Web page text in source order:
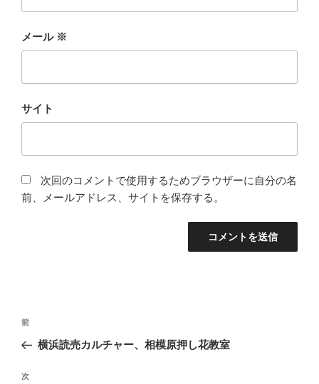
メール ※
サイト
次回のコメントで使用するためブラウザーに自分の名
前、メールアドレス、サイトを保存する。
投
ナ
ビ
前
の
稿
前
横浜読売カルチャー、相模原押し花教室
次
次